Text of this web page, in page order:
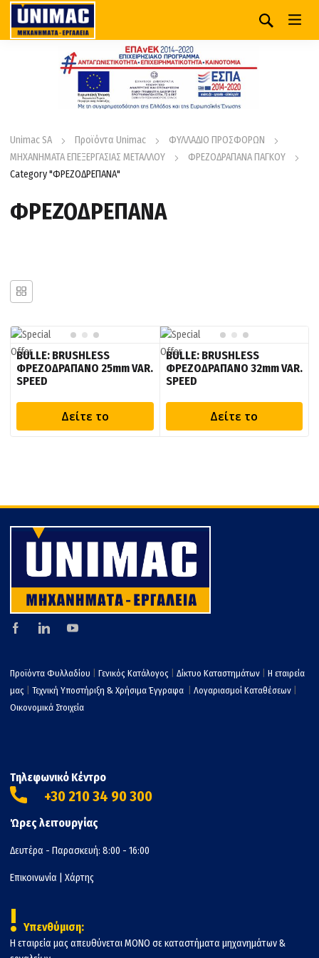
Unimac SA Προϊόντα Unimac
ΦΥΛΛΑΔΙΟ ΠΡΟΣΦΟΡΩΝ
ΜΗΧΑΝΗΜΑΤΑ ΕΠΕΞΕΡΓΑΣΙΑΣ ΜΕΤΑΛΛΟΥ
ΦΡΕΖΟΔΡΑΠΑΝΑ ΠΑΓΚΟΥ
Category "ΦΡΕΖΟΔΡΕΠΑΝΑ"
ΦΡΕΖΟΔΡΕΠΑΝΑ
BULLE: BRUSHLESS
ΦΡΕΖΟΔΡΑΠΑΝΟ 25mm VAR.
SPEED
Δείτε το
BULLE: BRUSHLESS
ΦΡΕΖΟΔΡΑΠΑΝΟ 32mm VAR.
SPEED
Δείτε το
Προϊόντα Φυλλαδίου Γενικός Κατάλογος Δίκτυο Καταστημάτων
Η εταιρεία
μας
Τεχνική Υποστήριξη & Χρήσιμα Έγγραφα Λογαριασμοί Καταθέσεων
Οικονομικά Στοιχεία
Τηλεφωνικό Κέντρο
+30 210 34 90 300
Ώρες λειτουργίας
Δευτέρα - Παρασκευή: 8:00 - 16:00
Επικοινωνία Χάρτης
! Υπενθύμιση:
Η εταιρεία μας απευθύνεται ΜΟΝΟ σε καταστήματα μηχανημάτων &